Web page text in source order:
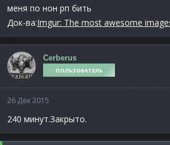
меня по нон рп бить
Док-ва:Imgur: The most awesome
Cerberus
ПОЛЬЗОВАТЕЛЬ
26 Дек 2015
240 минут.Закрыто.